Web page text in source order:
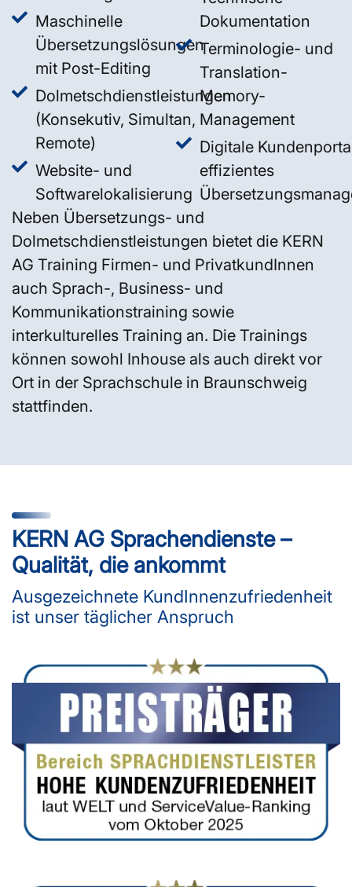
Maschinelle
Übersetzungslösungen
mit Post-Editing
Dolmetschdienstleistungen
(Konsekutiv, Simultan,
Remote)
Website- und
Softwarelokalisierung
Dokumentation
Terminologie- und
Translation-
Memory-
Management
Digitale
effizientes
Neben Übersetzungs- und
Dolmetschdienstleistungen bietet die KERN
AG Training Firmen- und PrivatkundInnen
auch Sprach-, Business- und
Kommunikationstraining sowie
interkulturelles Training an. Die Trainings
können sowohl Inhouse als auch direkt vor
Ort in der Sprachschule in Braunschweig
stattfinden.
KERN AG Sprachendienste –
Qualität, die ankommt
Ausgezeichnete KundInnenzufriedenheit
ist unser täglicher Anspruch